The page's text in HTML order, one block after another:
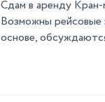
Сдам в аренду
Возможны рейсовые
основе,